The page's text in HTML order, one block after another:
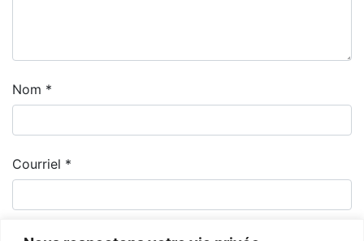
Nom *
Courriel *